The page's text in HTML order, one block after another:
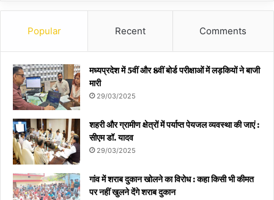
Popular Recent Comments
मध्यप्रदेश में 5वीं और 8वीं बोर्ड परीक्षाओं में लड़कियों ने बाजी
मारी
29/03/2025
शहरी और ग्रामीण क्षेत्रों में पर्याप्त पेयजल व्यवस्था की जाएं :
सीएम डॉ. यादव
29/03/2025
गांव में शराब दुकान खोलने का विरोध : कहा किसी भी कीमत
पर नहीं खुलने देंगे शराब दुकान